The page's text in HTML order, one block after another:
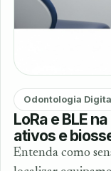
Odontologia
LoRa e BLE
ativos e
Entenda como